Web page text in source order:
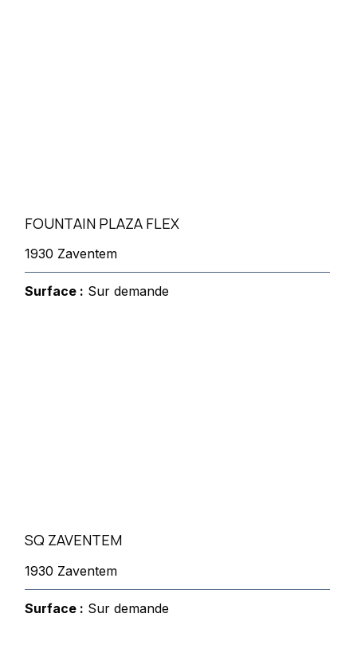
FOUNTAIN PLAZA FLEX
1930 Zaventem
Surface : Sur demande
SQ ZAVENTEM
1930 Zaventem
Surface : Sur demande